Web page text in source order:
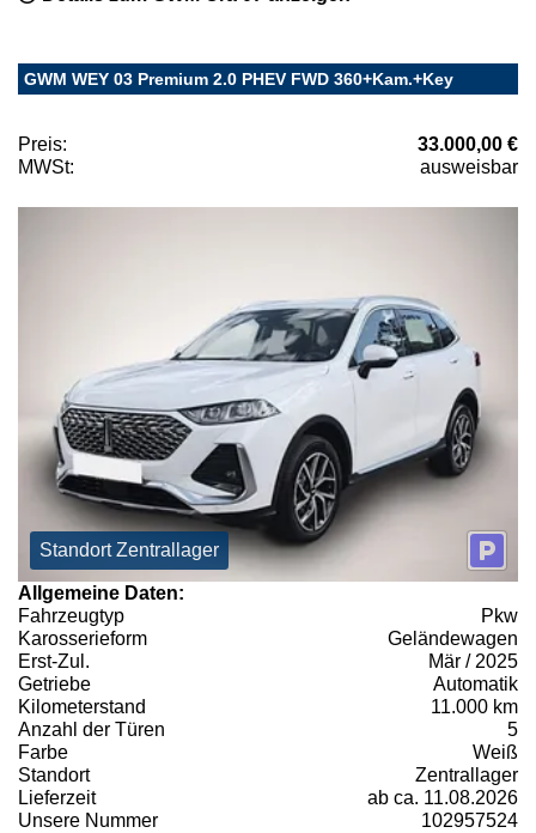
GWM WEY 03 Premium 2.0 PHEV FWD 360+Kam.+Key
Preis:
33.000,00 €
MWSt:
ausweisbar
Standort Zentrallager
Allgemeine Daten:
Fahrzeugtyp
Pkw
Karosserieform
Geländewagen
Erst-Zul.
Mär / 2025
Getriebe
Automatik
Kilometerstand
11.000 km
Anzahl der Türen
5
Farbe
Weiß
Standort
Zentrallager
Lieferzeit
ab ca. 11.08.2026
Unsere Nummer
102957524